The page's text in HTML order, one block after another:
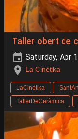
Taller obert de
Saturday, Apr
La Cinètika
LaCinètika
TallerDeCeràmica